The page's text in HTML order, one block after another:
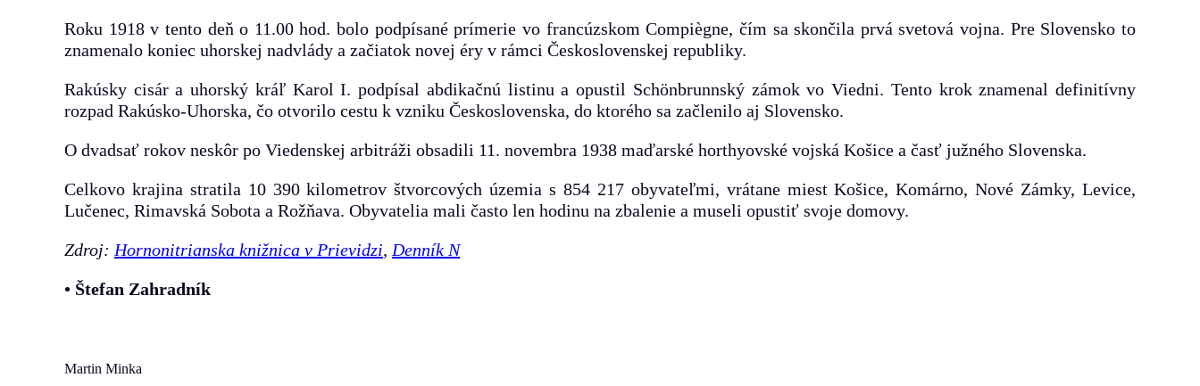
Roku 1918 v tento deň o 11.00 hod. bolo podpísané prímerie vo francúzskom Compiègne, čím sa skončila prvá svetová vojna. Pre Slovensko to
znamenalo koniec uhorskej nadvlády a začiatok novej éry v rámci Československej republiky.
Rakúsky cisár a uhorský kráľ Karol I. podpísal abdikačnú listinu a opustil Schönbrunnský zámok vo Viedni. Tento krok znamenal definitívny
rozpad Rakúsko-Uhorska, čo otvorilo cestu k vzniku Československa, do ktorého sa začlenilo aj Slovensko.
O dvadsať rokov neskôr po Viedenskej arbitráži obsadili 11. novembra 1938 maďarské horthyovské vojská Košice a časť južného Slovenska.
Celkovo krajina stratila 10 390 kilometrov štvorcových územia s 854 217 obyvateľmi, vrátane miest Košice, Komárno, Nové Zámky, Levice,
Lučenec, Rimavská Sobota a Rožňava. Obyvatelia mali často len hodinu na zbalenie a museli opustiť svoje domovy.
Zdroj: Hornonitrianska knižnica v Prievidzi, Denník N
• Štefan Zahradník
Martin Minka